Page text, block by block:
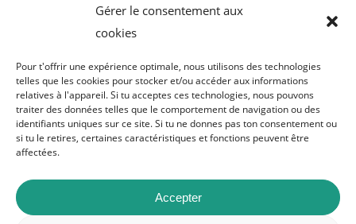
Gérer le consentement aux
cookies
Pour t'offrir une expérience optimale, nous utilisons des technologies
telles que les cookies pour stocker et/ou accéder aux informations
relatives à l'appareil. Si tu acceptes ces technologies, nous pouvons
traiter des données telles que le comportement de navigation ou des
identifiants uniques sur ce site. Si tu ne donnes pas ton consentement ou
si tu le retires, certaines caractéristiques et fonctions peuvent être
affectées.
Accepter
T: +352 661 497 947
E: info@biogasvereenegung.lu
Biogasvereenegung A.s.b.l.